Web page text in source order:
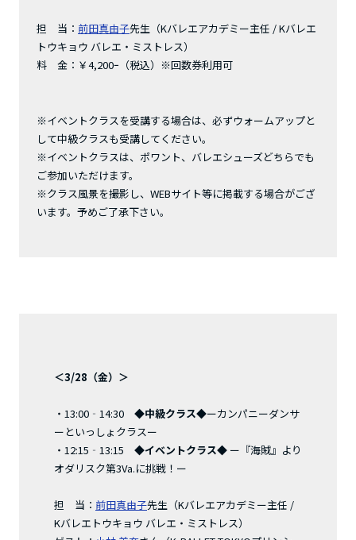
担 当： 前田真由子先生（Kバレエアカデミー主任 / Kバレエ
トウキョウ バレエ・ミストレス）
料 金：￥4,200ｰ（税込）※回数券利用可
※イベントクラスを受講する場合は、必ずウォームアップと
して中級クラスも受講してください。
※イベントクラスは、ポワント、バレエシューズどちらでも
ご参加いただけます。
※クラス風景を撮影し、WEBサイト等に掲載する場合がござ
います。予めご了承下さい。
＜3/28（金）＞
・13:00‐14:30 ◆中級クラス◆ーカンパニーダンサ
ーといっしょクラスー
・12:15‐13:15 ◆イベントクラス◆ ー『海賊』より
オダリスク第3Va.に挑戦！ー
担 当： 前田真由子先生（Kバレエアカデミー主任 /
Kバレエトウキョウ バレエ・ミストレス）